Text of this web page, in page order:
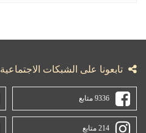
تابعونا على الشبكات الاجتماعية
9336 متابع
214 متابع